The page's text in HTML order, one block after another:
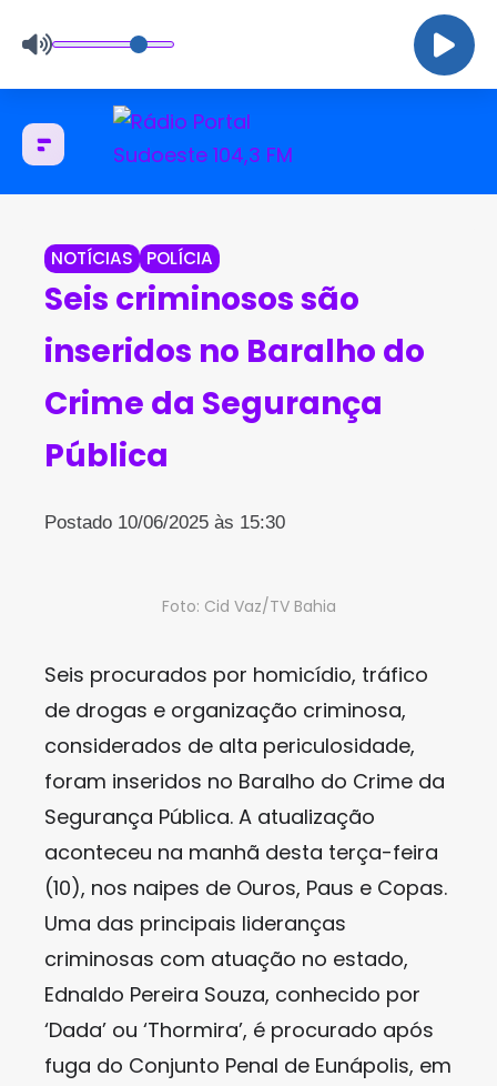
NOTÍCIAS POLÍCIA
Seis criminosos são
inseridos no Baralho do
Crime da Segurança
Pública
Postado 10/06/2025 às 15:30
Foto: Cid Vaz/TV Bahia
Seis procurados por homicídio, tráfico
de drogas e organização criminosa,
considerados de alta periculosidade,
foram inseridos no Baralho do Crime da
Segurança Pública. A atualização
aconteceu na manhã desta terça-feira
(10), nos naipes de Ouros, Paus e Copas.
Uma das principais lideranças
criminosas com atuação no estado,
Ednaldo Pereira Souza, conhecido por
‘Dada’ ou ‘Thormira’, é procurado após
fuga do Conjunto Penal de Eunápolis, em